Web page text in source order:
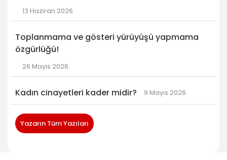
13 Haziran 2026
Toplanmama ve gösteri yürüyüşü yapmama
özgürlüğü!
26 Mayıs 2026
Kadın cinayetleri kader midir? 9 Mayıs 2026
Yazarın Tüm Yazıları